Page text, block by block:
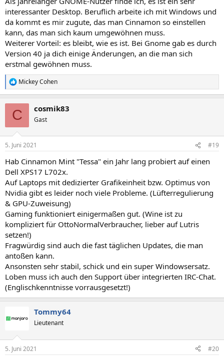
interessanter Desktop. Beruflich arbeite ich mit Windows und
da kommt es mir zugute, das man Cinnamon so einstellen
kann, das man sich kaum umgewöhnen muss.
Weiterer Vorteil: es bleibt, wie es ist. Bei Gnome gab es durch
Version 40 ja dich einige Änderungen, an die man sich
erstmal gewöhnen muss.
R
e
e
:
Mickey Cohen
C cosmik83
Gast
5. Juni 2021 #19
Hab Cinnamon Mint "Tessa" ein Jahr lang probiert auf einen
Dell XPS17 L702x.
Auf Laptops mit dedizierter Grafikeinheit bzw. Optimus von
Nvidia gibt es leider noch viele Probleme. (Lüfterregulierung
& GPU-Zuweisung)
Gaming funktioniert einigermaßen gut. (Wine ist zu
kompliziert für OttoNormalVerbraucher, lieber auf Lutris
setzen!)
Fragwürdig sind auch die fast täglichen Updates, die man
antoßen kann.
Ansonsten sehr stabil, schick und ein super Windowsersatz.
Loben muss ich auch den Support über integrierten IRC-Chat.
(Englischkenntnisse vorrausgesetzt!)
Tommy64
Lieutenant
5. Juni 2021 #20